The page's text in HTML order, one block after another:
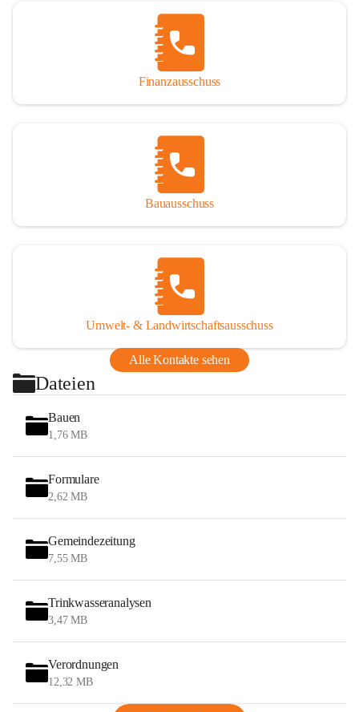
Finanzausschuss
Bauausschuss
Umwelt- & Landwirtschaftsausschuss
Alle Kontakte sehen
Dateien
Bauen
1,76 MB
Formulare
2,62 MB
Gemeindezeitung
7,55 MB
Trinkwasseranalysen
3,47 MB
Verordnungen
12,32 MB